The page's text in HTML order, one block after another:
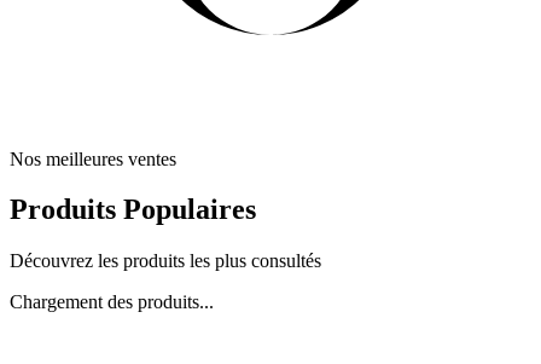
Nos meilleures ventes
Produits Populaires
Découvrez les produits les plus consultés
Chargement des produits...